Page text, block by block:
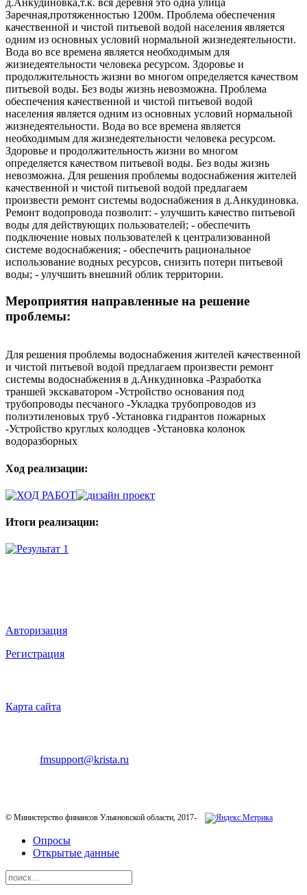
д.Анкудиновка,т.к. вся деревня это одна улица
Заречная,протяженностью 1200м. Проблема обеспечения
качественной и чистой питьевой водой населения является
одним из основных условий нормальной жизнедеятельности.
Вода во все времена является необходимым для
жизнедеятельности человека ресурсом. Здоровье и
продолжительность жизни во многом определяется качеством
питьевой воды. Без воды жизнь невозможна. Проблема
обеспечения качественной и чистой питьевой водой
населения является одним из основных условий нормальной
жизнедеятельности. Вода во все времена является
необходимым для жизнедеятельности человека ресурсом.
Здоровье и продолжительность жизни во многом
определяется качеством питьевой воды. Без воды жизнь
невозможна. Для решения проблемы водоснабжения жителей
качественной и чистой питьевой водой предлагаем
произвести ремонт системы водоснабжения в д.Анкудиновка.
Ремонт водопровода позволит: - улучшить качество питьевой
воды для действующих пользователей; - обеспечить
подключение новых пользователей к централизованной
системе водоснабжения; - обеспечить рациональное
использование водных ресурсов, снизить потери питьевой
воды; - улучшить внешний облик территории.
Мероприятия направленные на решение
проблемы:
Для решения проблемы водоснабжения жителей качественной
и чистой питьевой водой предлагаем произвести ремонт
системы водоснабжения в д.Анкудиновка -Разработка
траншей экскаватором -Устройство основания под
трубопроводы песчаного -Укладка трубопроводов из
полиэтиленовых труб -Установка гидрантов пожарных
-Устройство круглых колодцев -Установка колонок
водоразборных
Ход реализации:
Итоги реализации:
Авторизация
Регистрация
Карта сайта
fmsupport@krista.ru
© Министерство финансов Ульяновской области, 2017-
Опросы
Открытые данные